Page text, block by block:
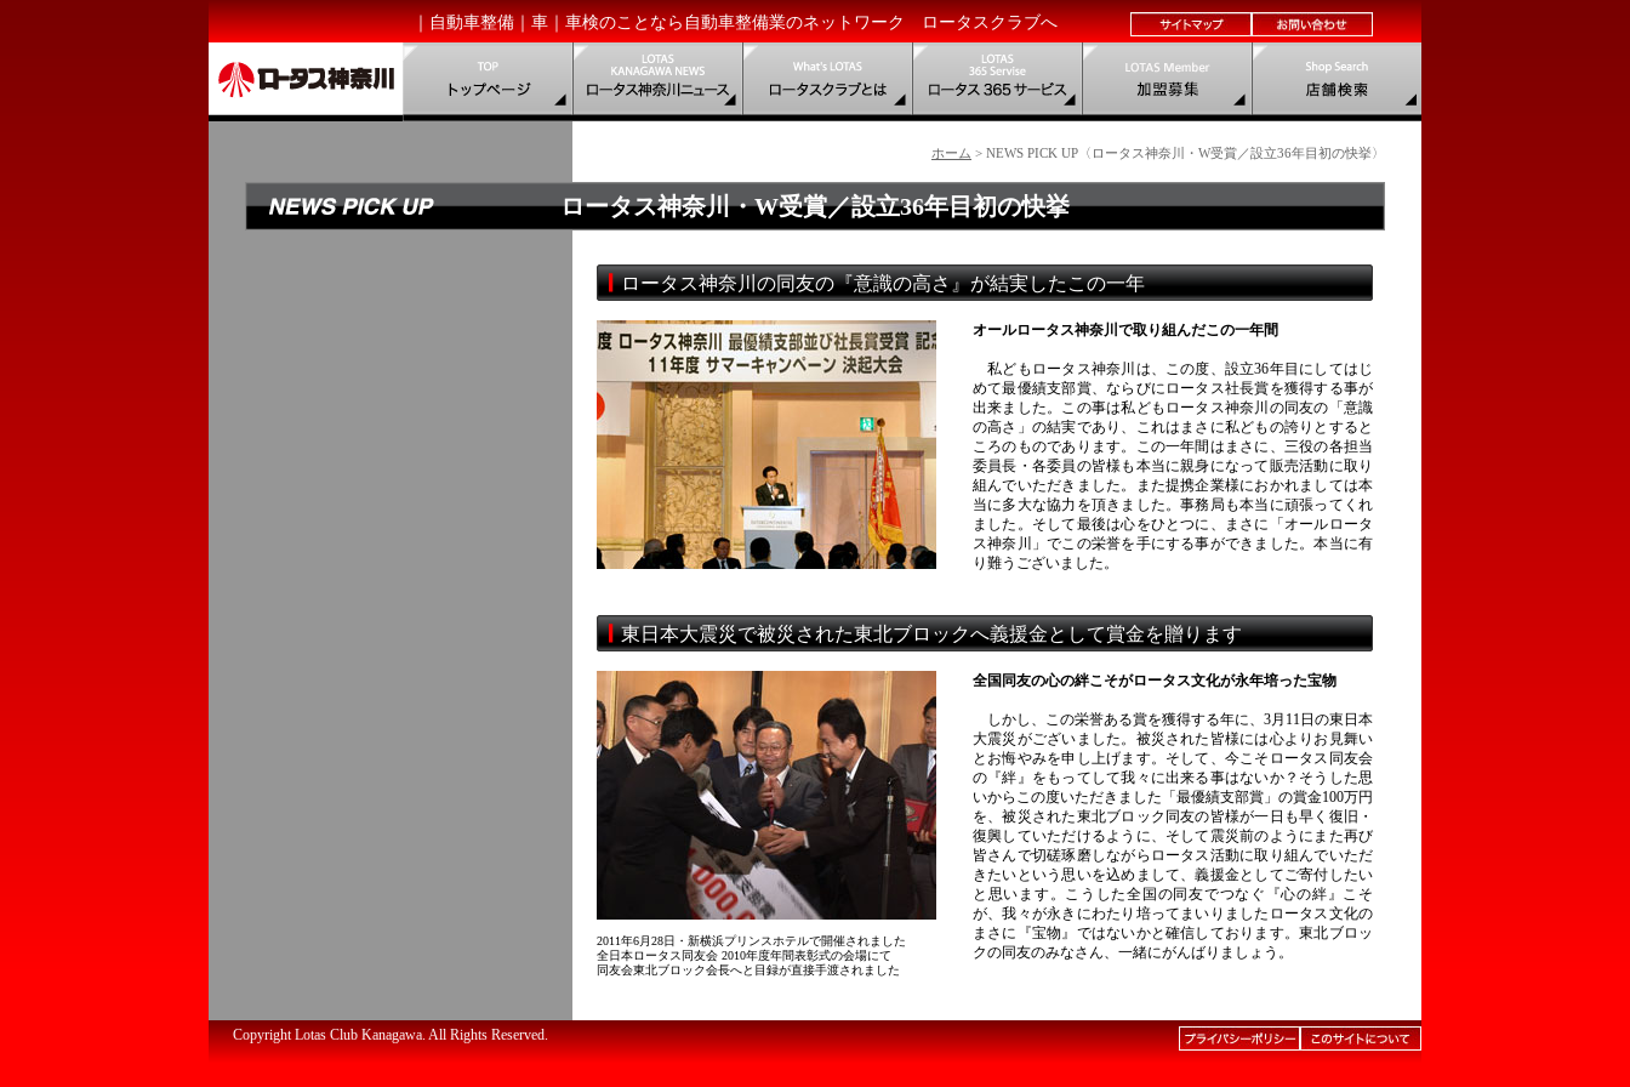
｜自動車整備｜車｜車検のことなら自動車整備業のネットワーク ロータスクラブへ
ホーム > NEWS PICK UP〈ロータス神奈川・W受賞／設立36年目初の快挙〉
ロータス神奈川・W受賞／設立36年目初の快挙
ロータス神奈川の同友の『意識の高さ』が結実したこの一年
オールロータス神奈川で取り組んだこの一年間
私どもロータス神奈川は、この度、設立36年目にしてはじ
めて最優績支部賞、ならびにロータス社長賞を獲得する事が
出来ました。この事は私どもロータス神奈川の同友の「意識
の高さ」の結実であり、これはまさに私どもの誇りとすると
ころのものであります。この一年間はまさに、三役の各担当
委員長・各委員の皆様も本当に親身になって販売活動に取り
組んでいただきました。また提携企業様におかれましては本
当に多大な協力を頂きました。事務局も本当に頑張ってくれ
ました。そして最後は心をひとつに、まさに「オールロータ
ス神奈川」でこの栄誉を手にする事ができました。本当に有
り難うございました。
東日本大震災で被災された東北ブロックへ義援金として賞金を贈ります
2011年6月28日・新横浜プリンスホテルで開催されました
全日本ロータス同友会 2010年度年間表彰式の会場にて
同友会東北ブロック会長へと目録が直接手渡されました
全国同友の心の絆こそがロータス文化が永年培った宝物
しかし、この栄誉ある賞を獲得する年に、3月11日の東日本
大震災がございました。被災された皆様には心よりお見舞い
とお悔やみを申し上げます。そして、今こそロータス同友会
の『絆』をもってして我々に出来る事はないか？そうした思
いからこの度いただきました「最優績支部賞」の賞金100万円
を、被災された東北ブロック同友の皆様が一日も早く復旧・
復興していただけるように、そして震災前のようにまた再び
皆さんで切磋琢磨しながらロータス活動に取り組んでいただ
きたいという思いを込めまして、義援金としてご寄付したい
と思います。こうした全国の同友でつなぐ『心の絆』こそ
が、我々が永きにわたり培ってまいりましたロータス文化の
まさに『宝物』ではないかと確信しております。東北ブロッ
クの同友のみなさん、一緒にがんばりましょう。
Copyright Lotas Club Kanagawa. All Rights Reserved.